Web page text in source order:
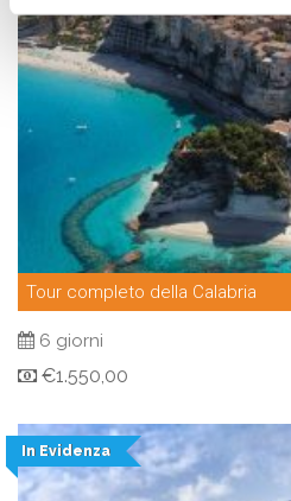
Tour completo della Calabria
6 giorni
€1.550,00
In Evidenza